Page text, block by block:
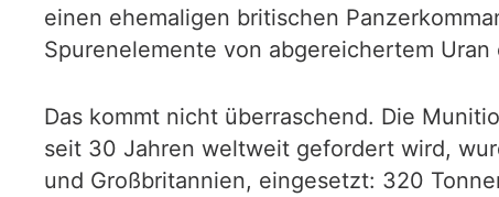
einen ehemaligen britischen
Spurenelemente von abgereichertem
Das kommt nicht überraschend. Die
seit 30 Jahren weltweit gefordert wird,
und Großbritannien, eingesetzt: 320